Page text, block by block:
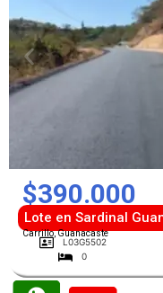
$390.000
Lote en Sardinal
Carrillo, Guanacaste
L03G5502
0